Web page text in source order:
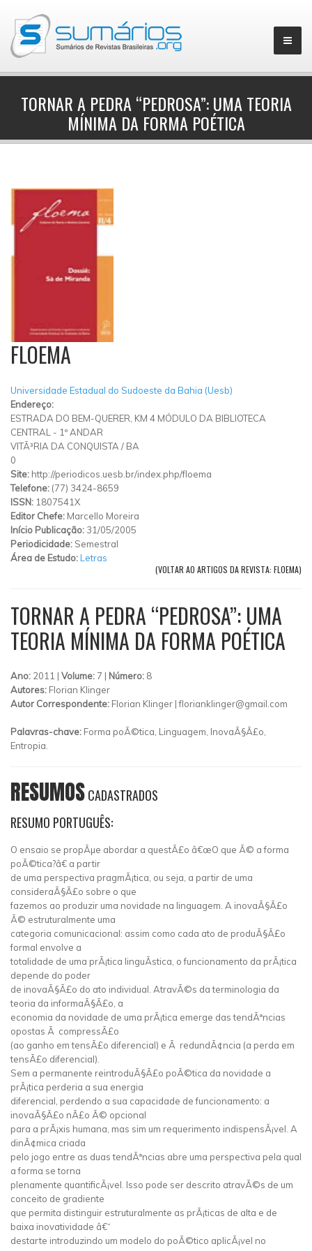
TORNAR A PEDRA “PEDROSA”: UMA TEORIA
MÍNIMA DA FORMA POÉTICA
FLOEMA
Universidade Estadual do Sudoeste da Bahia (Uesb)
Endereço:
ESTRADA DO BEM-QUERER, KM 4 MÓDULO DA BIBLIOTECA
CENTRAL - 1º ANDAR
VITÃ³RIA DA CONQUISTA / BA
0
Site: http://periodicos.uesb.br/index.php/floema
Telefone: (77) 3424-8659
ISSN: 1807541X
Editor Chefe: Marcello Moreira
Início Publicação: 31/05/2005
Periodicidade: Semestral
Área de Estudo:Letras
(VOLTAR AO ARTIGOS DA REVISTA: FLOEMA)
TORNAR A PEDRA “PEDROSA”: UMA
TEORIA MÍNIMA DA FORMA POÉTICA
Ano: 2011 | Volume: 7 | Número: 8
Autores: Florian Klinger
Autor Correspondente: Florian Klinger |florianklinger@gmail.com
Palavras-chave: Forma poÃ©tica, Linguagem, InovaÃ§Ã£o,
Entropia.
RESUMOSCADASTRADOS
RESUMO PORTUGUÊS:
O ensaio se propÃµe abordar a questÃ£o â€œO que Ã© a forma
poÃ©tica?â€ a partir
de uma perspectiva pragmÃ¡tica, ou seja, a partir de uma
consideraÃ§Ã£o sobre o que
fazemos ao produzir uma novidade na linguagem. A inovaÃ§Ã£o
Ã© estruturalmente uma
categoria comunicacional: assim como cada ato de produÃ§Ã£o
formal envolve a
totalidade de uma prÃ¡tica linguÃ­stica, o funcionamento da prÃ¡tica
depende do poder
de inovaÃ§Ã£o do ato individual. AtravÃ©s da terminologia da
teoria da informaÃ§Ã£o, a
economia da novidade de uma prÃ¡tica emerge das tendÃªncias
opostas Ã compressÃ£o
(ao ganho em tensÃ£o diferencial) e Ã redundÃ¢ncia (a perda em
tensÃ£o diferencial).
Sem a permanente reintroduÃ§Ã£o poÃ©tica da novidade a
prÃ¡tica perderia a sua energia
diferencial, perdendo a sua capacidade de funcionamento: a
inovaÃ§Ã£o nÃ£o Ã© opcional
para a prÃ¡xis humana, mas sim um requerimento indispensÃ¡vel. A
dinÃ¢mica criada
pelo jogo entre as duas tendÃªncias abre uma perspectiva pela qual
a forma se torna
plenamente quantificÃ¡vel. Isso pode ser descrito atravÃ©s de um
conceito de gradiente
que permita distinguir estruturalmente as prÃ¡ticas de alta e de
baixa inovatividade â€“
destarte introduzindo um modelo do poÃ©tico aplicÃ¡vel no